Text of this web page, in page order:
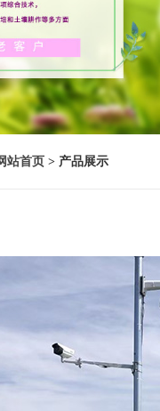
站首页 > 产品展示